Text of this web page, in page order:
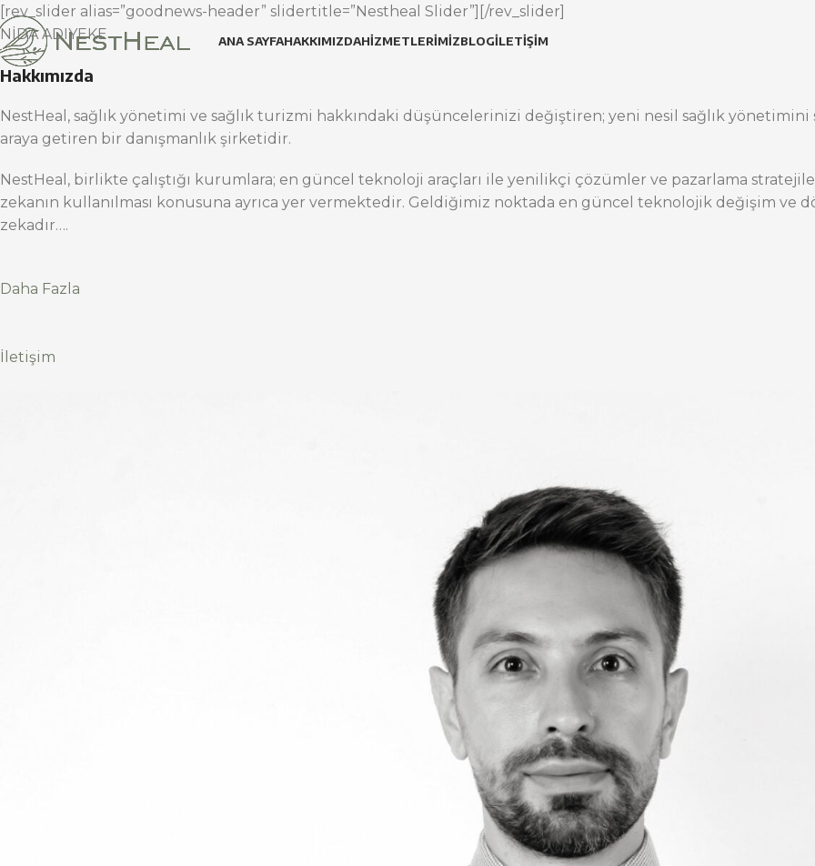
ANA SAYFAHAKKIMIZDAHIZMETLERIMIZBLOGİLETIŞIM
[rev_slider alias=”goodnews-header” slidertitle=”Nestheal Slider”][/rev_slider]
NİDA ADIYEKE
Hakkımızda
NestHeal, sağlık yönetimi ve sağlık turizmi hakkındaki düşüncelerinizi değiştiren; yeni nesil sağlık
araya getiren bir danışmanlık şirketidir.
NestHeal, birlikte çalıştığı kurumlara; en güncel teknoloji araçları ile yenilikçi çözümler ve pazarlama
zekanın kullanılması konusuna ayrıca yer vermektedir. Geldiğimiz noktada en güncel teknolojik değişim ve
zekadır….
Daha Fazla
İletişim